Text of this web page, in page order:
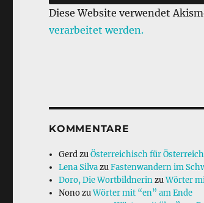
Diese Website verwendet
verarbeitet werden.
KOMMENTARE
GerdzuÖsterreichisch für
Lena SilvazuFastenwandern im
Doro, Die WortbildnerinzuWörter
NonozuWörter mit “en” am Ende